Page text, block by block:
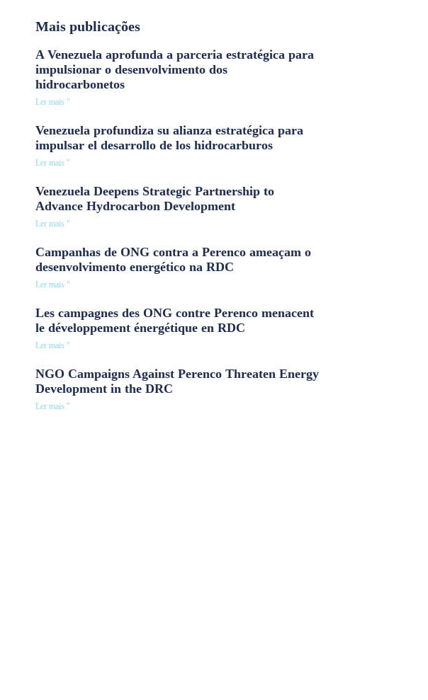
Mais publicações
A Venezuela aprofunda a parceria estratégica para
impulsionar o desenvolvimento dos
hidrocarbonetos
Ler mais "
Venezuela profundiza su alianza estratégica para
impulsar el desarrollo de los hidrocarburos
Ler mais "
Venezuela Deepens Strategic Partnership to
Advance Hydrocarbon Development
Ler mais "
Campanhas de ONG contra a Perenco ameaçam o
desenvolvimento energético na RDC
Ler mais "
Les campagnes des ONG contre Perenco menacent
le développement énergétique en RDC
Ler mais "
NGO Campaigns Against Perenco Threaten Energy
Development in the DRC
Ler mais "